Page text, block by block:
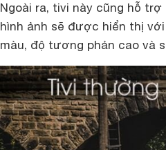
Ngoài ra, tivi này cũng hỗ trợ
hình ảnh sẽ được hiển thị
màu, độ tương phản cao và